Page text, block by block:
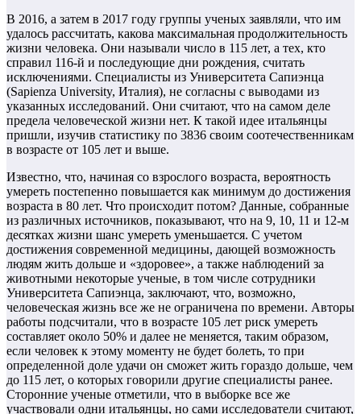
В 2016, а затем в 2017 году группы ученых заявляли, что им
удалось рассчитать, какова максимальная продолжительность
жизни человека. Они называли число в 115 лет, а тех, кто
справил 116-й и последующие дни рождения, считать
исключениями. Специалисты из Университета Сапиэнца
(Sapienza University, Италия), не согласны с выводами из
указанных исследований. Они считают, что на самом деле
предела человеческой жизни нет. К такой идее итальянцы
пришли, изучив статистику по 3836 своим соотечественникам
в возрасте от 105 лет и выше.
Известно, что, начиная со взрослого возраста, вероятность
умереть постепенно повышается как минимум до достижения
возраста в 80 лет. Что происходит потом? Данные, собранные
из различных источников, показывают, что на 9, 10, 11 и 12-м
десятках жизни шанс умереть уменьшается. С учетом
достижения современной медицины, дающей возможность
людям жить дольше и «здоровее», а также наблюдений за
животными некоторые ученые, в том числе сотрудники
Университета Сапиэнца, заключают, что, возможно,
человеческая жизнь все же не ограничена по времени. Авторы
работы подсчитали, что в возрасте 105 лет риск умереть
составляет около 50% и далее не меняется, таким образом,
если человек к этому моменту не будет болеть, то при
определенной доле удачи он сможет жить гораздо дольше, чем
до 115 лет, о которых говорили другие специалисты ранее.
Сторонние ученые отметили, что в выборке все же
участвовали одни итальянцы, но сами исследователи считают,